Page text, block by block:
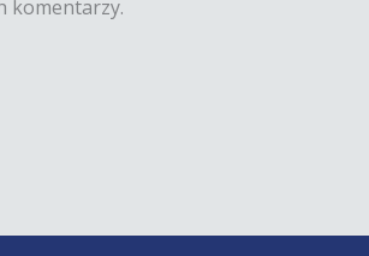
komentarzy.